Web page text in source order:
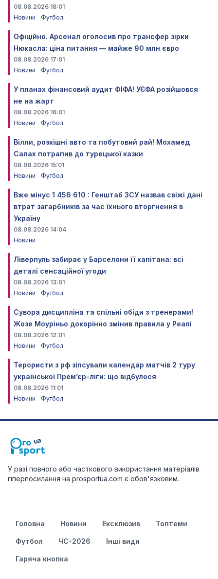
08.08.2026 18:01
Новини
Футбол
Офіційно. Арсенал оголосив про трансфер зірки
Нюкасла: ціна питання — майже 90 млн євро
08.08.2026 17:01
Новини
Футбол
У планах фінансовий аудит ФІФА! УЄФА розійшовся
не на жарт
08.08.2026 16:01
Новини
Футбол
Вілли, розкішні авто та побутовий рай! Мохамед
Салах потрапив до турецької казки
08.08.2026 15:01
Новини
Футбол
Вже мінус 1 456 610 : Генштаб ЗСУ назвав свіжі дані
втрат загарбників за час їхнього вторгнення в
Україну
08.08.2026 14:04
Новини
Ліверпуль забирає у Барселони її капітана: всі
деталі сенсаційної угоди
08.08.2026 13:01
Новини
Футбол
Сувора дисципліна та спільні обіди з тренерами!
Жозе Моуріньо докорінно змінив правила у Реалі
08.08.2026 12:01
Новини
Футбол
Терористи з рф зіпсували календар матчів 2 туру
української Прем’єр-ліги: що відбулося
08.08.2026 11:01
Новини
Футбол
У разі повного або часткового використання матеріалів
гіперпосилання на prosportua.com є обов'язковим.
Головна Новини Ексклюзив Топтеми
Футбол ЧС-2026 Інші види
Гаряча кнопка